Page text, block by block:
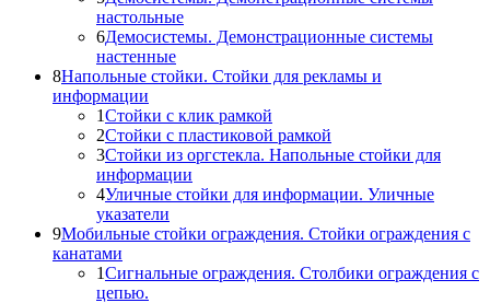
настольные
6Демосистемы. Демонстрационные системы
настенные
8Напольные стойки. Стойки для рекламы и
информации
1Стойки с клик рамкой
2Стойки с пластиковой рамкой
3Стойки из оргстекла. Напольные стойки для
информации
4Уличные стойки для информации. Уличные
указатели
9Мобильные стойки ограждения. Стойки ограждения с
канатами
1Сигнальные ограждения. Столбики ограждения с
цепью.